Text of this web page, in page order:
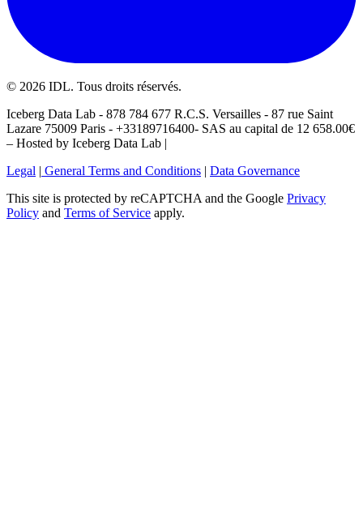
© 2026 IDL. Tous droits réservés.
Iceberg Data Lab - 878 784 677 R.C.S. Versailles - 87 rue Saint
Lazare 75009 Paris - +33189716400- SAS au capital de 12 658.00€
– Hosted by Iceberg Data Lab |
Legal | General Terms and Conditions | Data Governance
This site is protected by reCAPTCHA and the Google Privacy
Policy and Terms of Service apply.